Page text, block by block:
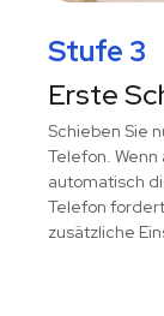
Stufe 3
Erste
Schieben Sie
Telefon.
automatisch
Telefon
zusätzliche